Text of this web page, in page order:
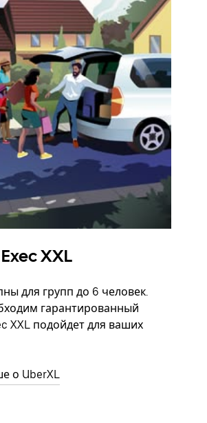
XXL
для групп до 6 человек.
гарантированный
XXL подойдет для ваших
о UberXL